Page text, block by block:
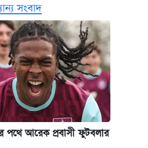
হলে সমকামিতার অভিযোগে দুইজন
বেড়েছে সোনার দাম
তে যৌনকর্মীর দালাল অ্যাডলফ
সংবাদ
পথে আরেক প্রবাসী ফুটবলার